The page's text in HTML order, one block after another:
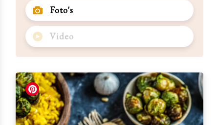
Foto's
Video